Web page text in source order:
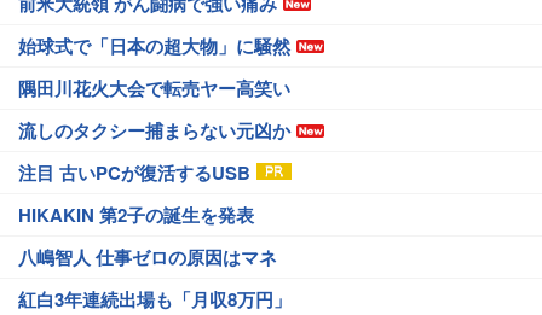
始球式で「日本の超大物」に騒然
隅田川花火大会で転売ヤー高笑い
流しのタクシー捕まらない元凶か
注目 古いPCが復活するUSB
HIKAKIN 第2子の誕生を発表
八嶋智人 仕事ゼロの原因はマネ
紅白3年連続出場も「月収8万円」